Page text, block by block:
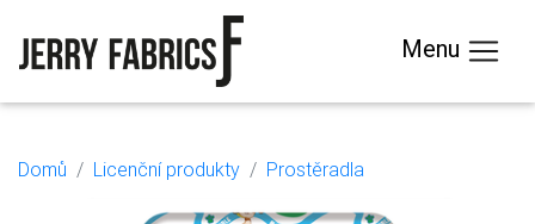
Menu
Domů Licenční produkty Prostěradla